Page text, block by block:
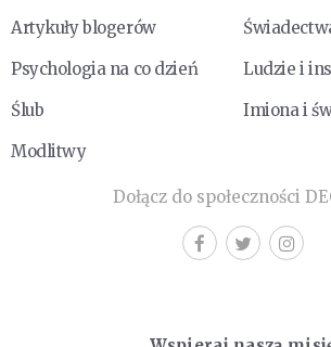
Artykuły blogerów
Psychologia na co dzień
Ludzie i
Ślub
Imiona i
Modlitwy
Dołącz do społeczności